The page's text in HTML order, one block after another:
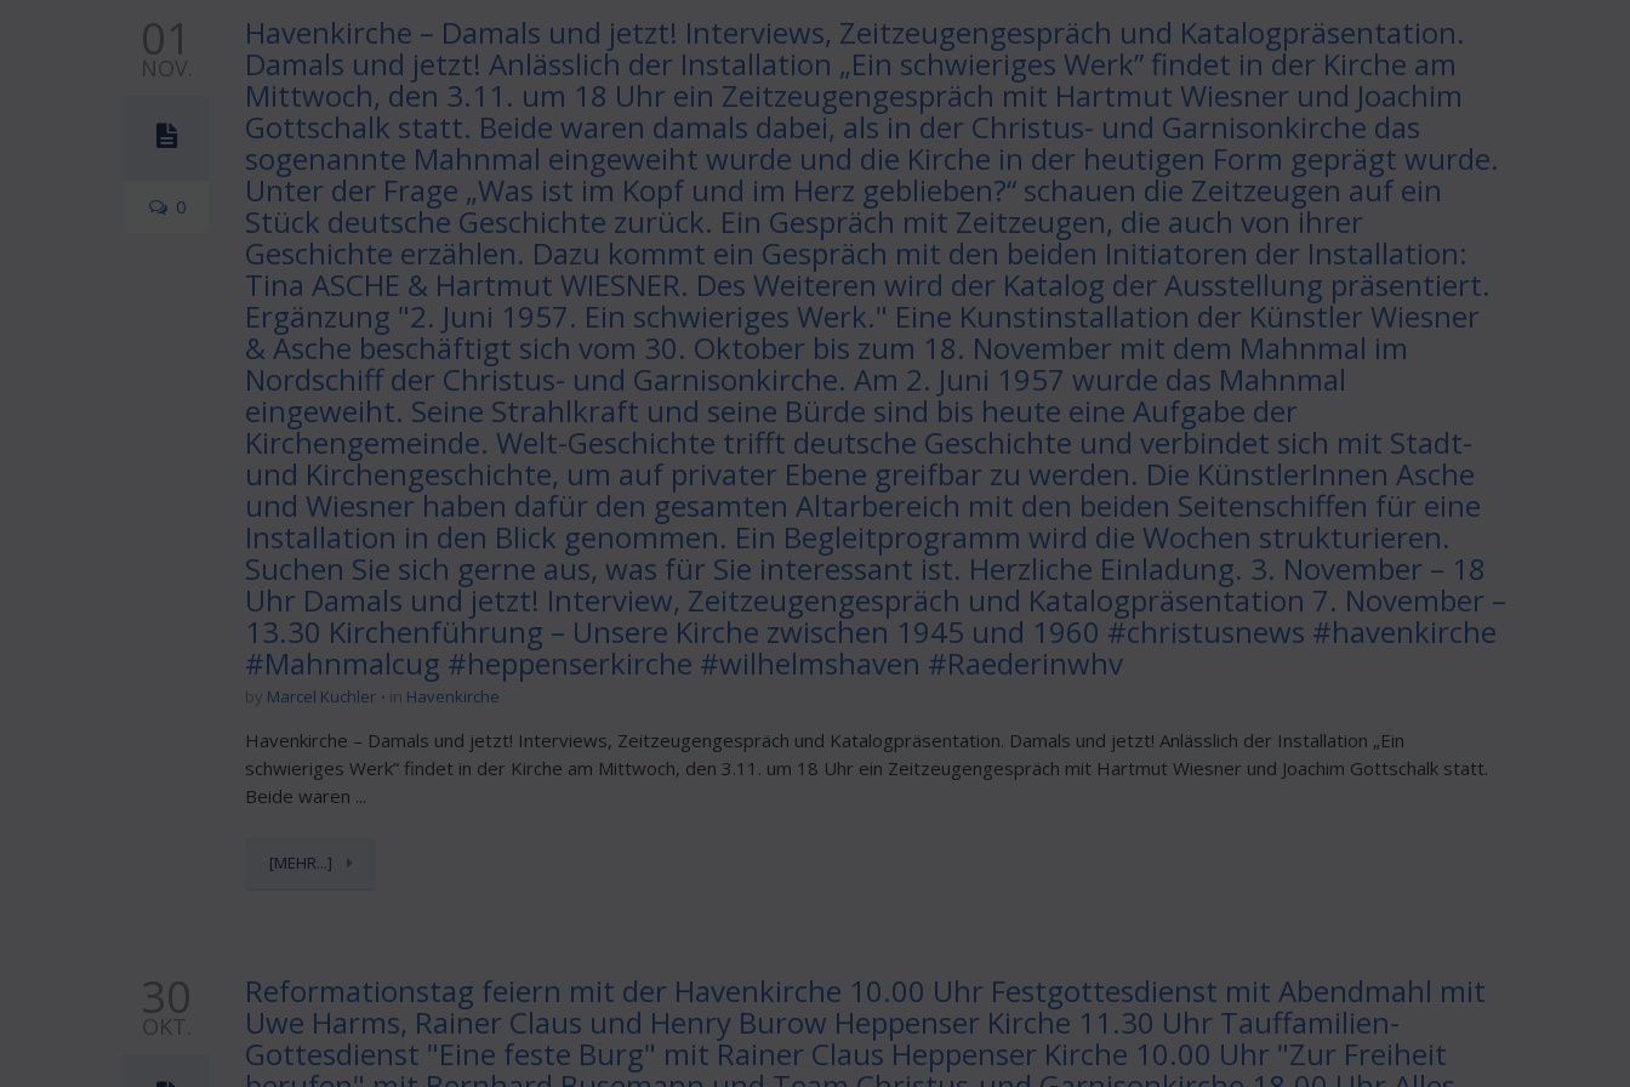
01
NOV.
0
Havenkirche – Damals und jetzt! Interviews, Zeitzeugengespräch und Katalogpräsentation.
Damals und jetzt! Anlässlich der Installation „Ein schwieriges Werk” findet in der Kirche am
Mittwoch, den 3.11. um 18 Uhr ein Zeitzeugengespräch mit Hartmut Wiesner und Joachim
Gottschalk statt. Beide waren damals dabei, als in der Christus- und Garnisonkirche das
sogenannte Mahnmal eingeweiht wurde und die Kirche in der heutigen Form geprägt wurde.
Unter der Frage „Was ist im Kopf und im Herz geblieben?“ schauen die Zeitzeugen auf ein
Stück deutsche Geschichte zurück. Ein Gespräch mit Zeitzeugen, die auch von ihrer
Geschichte erzählen. Dazu kommt ein Gespräch mit den beiden Initiatoren der Installation:
Tina ASCHE & Hartmut WIESNER. Des Weiteren wird der Katalog der Ausstellung präsentiert.
Ergänzung "2. Juni 1957. Ein schwieriges Werk." Eine Kunstinstallation der Künstler Wiesner
& Asche beschäftigt sich vom 30. Oktober bis zum 18. November mit dem Mahnmal im
Nordschiff der Christus- und Garnisonkirche. Am 2. Juni 1957 wurde das Mahnmal
eingeweiht. Seine Strahlkraft und seine Bürde sind bis heute eine Aufgabe der
Kirchengemeinde. Welt-Geschichte trifft deutsche Geschichte und verbindet sich mit Stadt-
und Kirchengeschichte, um auf privater Ebene greifbar zu werden. Die KünstlerInnen Asche
und Wiesner haben dafür den gesamten Altarbereich mit den beiden Seitenschiffen für eine
Installation in den Blick genommen. Ein Begleitprogramm wird die Wochen strukturieren.
Suchen Sie sich gerne aus, was für Sie interessant ist. Herzliche Einladung. 3. November – 18
Uhr Damals und jetzt! Interview, Zeitzeugengespräch und Katalogpräsentation 7. November –
13.30 Kirchenführung – Unsere Kirche zwischen 1945 und 1960 #christusnews #havenkirche
#Mahnmalcug #heppenserkirche #wilhelmshaven #Raederinwhv
by Marcel Kuchler in Havenkirche
Havenkirche – Damals und jetzt! Interviews, Zeitzeugengespräch und Katalogpräsentation. Damals und jetzt! Anlässlich der Installation „Ein
schwieriges Werk” findet in der Kirche am Mittwoch, den 3.11. um 18 Uhr ein Zeitzeugengespräch mit Hartmut Wiesner und Joachim Gottschalk statt.
Beide waren ...
[MEHR...]
30
OKT.
Reformationstag feiern mit der Havenkirche 10.00 Uhr Festgottesdienst mit Abendmahl mit
Uwe Harms, Rainer Claus und Henry Burow Heppenser Kirche 11.30 Uhr Tauffamilien-
Gottesdienst "Eine feste Burg" mit Rainer Claus Heppenser Kirche 10.00 Uhr "Zur Freiheit